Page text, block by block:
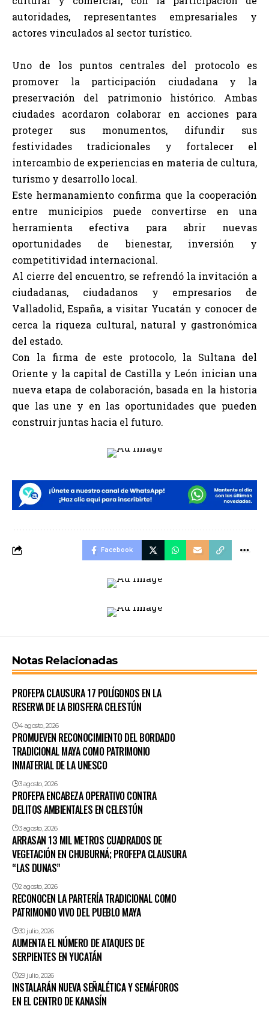
autoridades, representantes empresariales y
actores vinculados al sector turístico.
Uno de los puntos centrales del protocolo es
promover la participación ciudadana y la
preservación del patrimonio histórico. Ambas
ciudades acordaron colaborar en acciones para
proteger sus monumentos, difundir sus
festividades tradicionales y fortalecer el
intercambio de experiencias en materia de cultura,
turismo y desarrollo local.
Este hermanamiento confirma que la cooperación
entre municipios puede convertirse en una
herramienta efectiva para abrir nuevas
oportunidades de bienestar, inversión y
competitividad internacional.
Al cierre del encuentro, se refrendó la invitación a
ciudadanas, ciudadanos y empresarios de
Valladolid, España, a visitar Yucatán y conocer de
cerca la riqueza cultural, natural y gastronómica
del estado.
Con la firma de este protocolo, la Sultana del
Oriente y la capital de Castilla y León inician una
nueva etapa de colaboración, basada en la historia
que las une y en las oportunidades que pueden
construir juntas hacia el futuro.
Facebook
Notas Relacionadas
PROFEPA CLAUSURA 17 POLÍGONOS EN LA
RESERVA DE LA BIOSFERA CELESTÚN
4 agosto, 2026
PROMUEVEN RECONOCIMIENTO DEL BORDADO
TRADICIONAL MAYA COMO PATRIMONIO
INMATERIAL DE LA UNESCO
3 agosto, 2026
PROFEPA ENCABEZA OPERATIVO CONTRA
DELITOS AMBIENTALES EN CELESTÚN
3 agosto, 2026
ARRASAN 13 MIL METROS CUADRADOS DE
VEGETACIÓN EN CHUBURNÁ; PROFEPA CLAUSURA
“LAS DUNAS”
2 agosto, 2026
RECONOCEN LA PARTERÍA TRADICIONAL COMO
PATRIMONIO VIVO DEL PUEBLO MAYA
30 julio, 2026
AUMENTA EL NÚMERO DE ATAQUES DE
SERPIENTES EN YUCATÁN
29 julio, 2026
INSTALARÁN NUEVA SEÑALÉTICA Y SEMÁFOROS
EN EL CENTRO DE KANASÍN